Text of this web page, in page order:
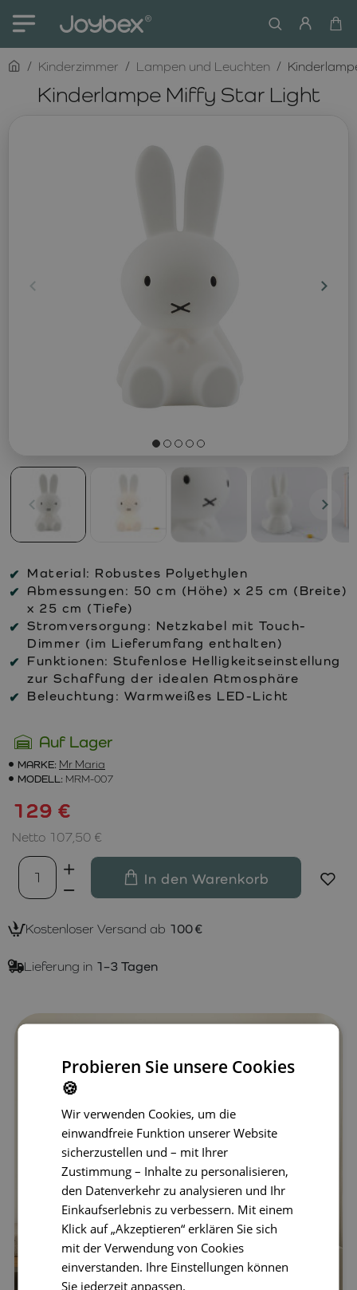
Kinderlampe Miffy Star Light
homeKinderzimmer Lampen und Leuchten
Material: Robustes Polyethylen
Abmessungen: 50 cm (Höhe) x 25 cm (Breite)
x 25 cm (Tiefe)
Stromversorgung: Netzkabel mit Touch-
Dimmer (im Lieferumfang enthalten)
Funktionen: Stufenlose Helligkeitseinstellung
zur Schaffung der idealen Atmosphäre
Beleuchtung: Warmweißes LED-Licht
Auf Lager
MARKE: Mr Maria
MODELL: MRM-007
129 €
Netto 107,50 €
In den Warenkorb
Kostenloser Versand ab 100 €
Lieferung in 1–3 Tagen
Probieren Sie unsere Cookies
🍪
Wir verwenden Cookies, um die
einwandfreie Funktion unserer Website
sicherzustellen und – mit Ihrer
Zustimmung – Inhalte zu personalisieren,
den Datenverkehr zu analysieren und Ihr
Einkaufserlebnis zu verbessern. Mit einem
Klick auf „Akzeptieren“ erklären Sie sich
mit der Verwendung von Cookies
einverstanden. Ihre Einstellungen können
Sie jederzeit anpassen.